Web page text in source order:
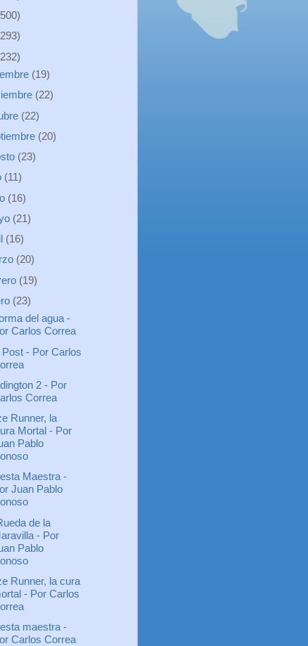
(19)
(22)
(22)
(20)
(23)
(11)
(16)
(21)
(16)
(20)
(19)
(23)
del agua -
Carlos Correa
Post - Por Carlos
2 - Por
Correa
Runner, la
Mortal - Por
Pablo
Maestra -
Juan Pablo
de la
- Por
Pablo
Runner, la cura
- Por Carlos
maestra -
Carlos Correa